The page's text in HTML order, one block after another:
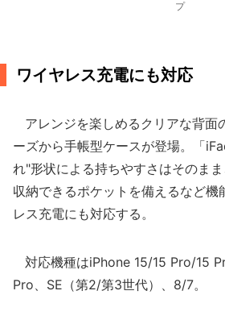
プ
ワイヤレス充電にも対応
アレンジを楽しめるクリアな背面
ーズから手帳型ケースが登場。「
れ"形状による持ちやすさはそのま
収納できるポケットを備えるなど機
レス充電にも対応する。
対応機種はiPhone 15/15 Pro/15
Pro、SE（第2/第3世代）、8/7。